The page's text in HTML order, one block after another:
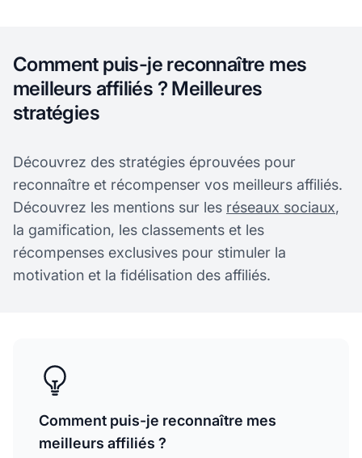
Comment puis-je reconnaître mes
meilleurs affiliés ? Meilleures
stratégies
Découvrez des stratégies éprouvées pour
reconnaître et récompenser vos meilleurs affiliés.
Découvrez les mentions sur les réseaux sociaux,
la gamification, les classements et les
récompenses exclusives pour stimuler la
motivation et la fidélisation des affiliés.
Comment puis-je reconnaître mes
meilleurs affiliés ?